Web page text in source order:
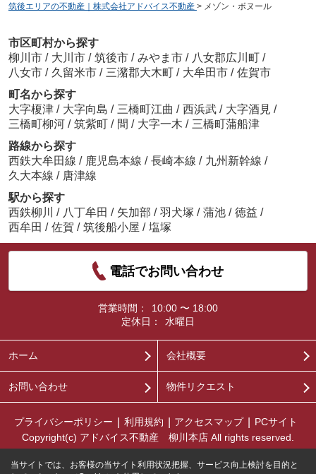
筑後エリアの不動産｜株式会社アドバイス不動産 > メゾン・ボヌール
市区町村から探す
柳川市 / 大川市 / 筑後市 / みやま市 / 八女郡広川町 /
八女市 / 久留米市 / 三潴郡大木町 / 大牟田市 / 佐賀市
町名から探す
大字榎津 / 大字向島 / 三橋町江曲 / 西浜武 / 大字酒見 /
三橋町柳河 / 筑紫町 / 間 / 大字一木 / 三橋町蒲船津
路線から探す
西鉄大牟田線 / 鹿児島本線 / 長崎本線 / 九州新幹線 /
久大本線 / 唐津線
駅から探す
西鉄柳川
/ 八丁牟田 / 矢加部 / 羽犬塚 / 蒲池 / 徳益 /
西牟田 / 佐賀 / 筑後船小屋 / 塩塚
電話でお問い合わせ
営業時間：
10:00 〜 18:00
定休日：
水曜日
ホーム 会社概要
お問い合わせ 物件リクエスト
プライバシーポリシー 利用規約 アクセスマップ
PCサイト
Copyright(c) アドバイス不動産 柳川本店 All rights reserved.
当サイトでは、お客様の当サイト利用状況把握、サービス向上検討を目的と